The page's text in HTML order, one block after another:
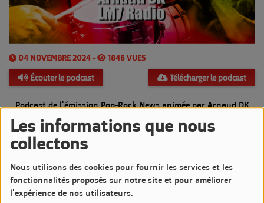
Les informations que nous
collectons
Nous utilisons des cookies pour fournir les services et les
fonctionnalités proposés sur notre site et pour améliorer
l'expérience de nos utilisateurs.
04 NOVEMBRE 2024 - 1846 VUES
Écouter le podcast Télécharger le podcast
Podcast de l'émission Pop-Rock News animée par Arnaud DK
Diffusée le Lundi 4 Novembre 2024 de 20h à 21h sur LM7
Commentaires(0)